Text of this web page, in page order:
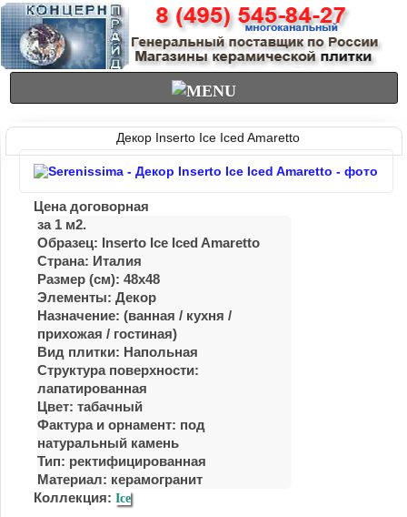
Декор Inserto Ice Iced Amaretto
Цена договорная
за 1 м2.
Образец: Inserto Ice Iced Amaretto
Страна: Италия
Размер (см): 48x48
Элементы: Декор
Назначение: (ванная / куxня /
приxожая / гостиная)
Вид плитки: Напольная
Структура поверхности:
лапатированная
Цвет: табачный
Фактура и орнамент: под
натуральный камень
Тип: ректифицированная
Материал: керамогранит
Коллекция: Ice